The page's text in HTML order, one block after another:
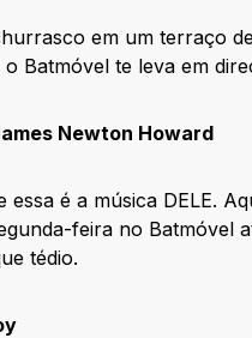
em um terraço
Batmóvel te leva em
Newton Howard
essa é a música DELE.
feira no Batmóvel
tédio.